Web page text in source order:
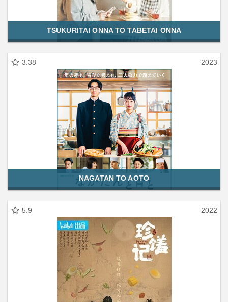
TSUKURITAI ONNA TO TABETAI ONNA
3.38 2023
NAGATAN TO AOTO
5.9 2022